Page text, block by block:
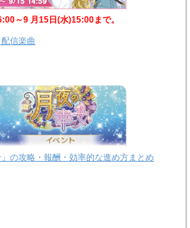
～9 月15日(水)15:00まで。
信楽曲
の攻略・報酬・効率的な進め方まとめ